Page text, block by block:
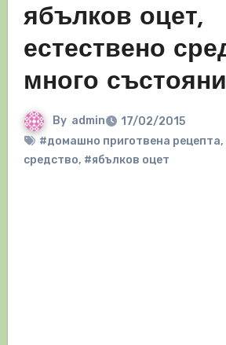
ябълков оцет,
естествено
много
By admin
17/02/2015
#домашно приготвена рецепта,
средство, #ябълков оцет